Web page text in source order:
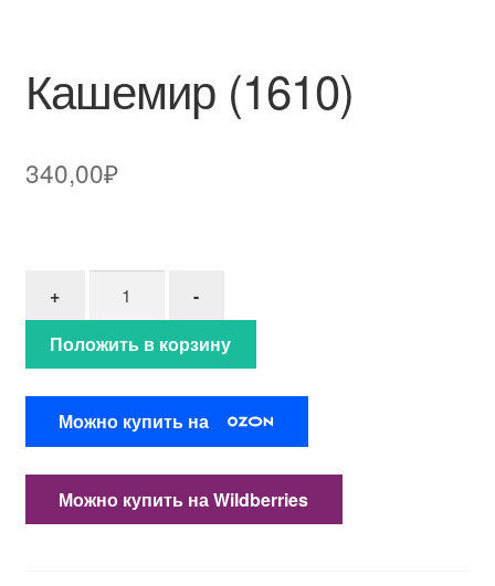
Кашемир (1610)
340,00₽
+
-
Положить в корзину
Можно купить на
Можно купить на Wildberries